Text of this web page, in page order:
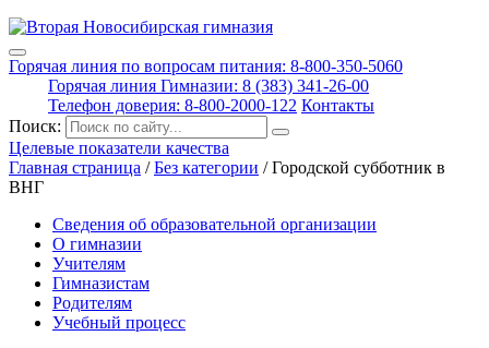
Горячая линия по вопросам питания: 8-800-350-5060
Горячая линия Гимназии: 8 (383) 341-26-00
Телефон доверия: 8-800-2000-122 Контакты
Поиск:
Целевые показатели качества
Главная страница /Без категории /Городской субботник в
ВНГ
Сведения об образовательной организации
О гимназии
Учителям
Гимназистам
Родителям
Учебный процесс